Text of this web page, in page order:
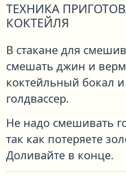
ТЕХНИКА
КОКТЕЙЛЯ
В стакане для
смешать джин и
коктейльный бокал
голдвассер.
Не надо смешивать
так как потеряете
Доливайте в конце.